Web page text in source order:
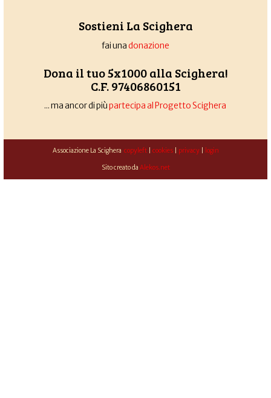
Sostieni La Scighera
fai unadonazione
Dona il tuo 5x1000 alla Scighera!
C.F. 97406860151
... ma ancor di piùpartecipa al Progetto Scighera
Associazione La Scighera copyleft| cookies| privacy| login
Sito creato da Alekos.net